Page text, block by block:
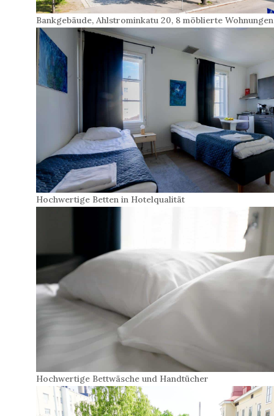
Bankgebäude, Ahlstrominkatu 20, 8 möblierte Wohnungen
Hochwertige Betten in Hotelqualität
Hochwertige Bettwäsche und Handtücher